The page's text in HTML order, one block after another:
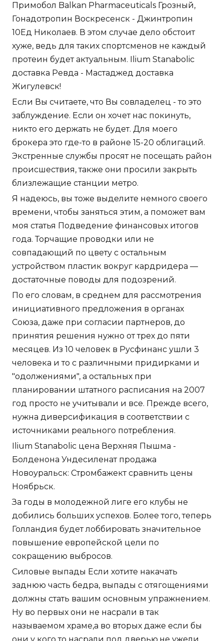
Примобол Balkan Pharmaceuticals Грозный,
Гонадотропин Воскресенск - Джинтропин
10Ед Николаев. В этом случае дело обстоит
хуже, ведь для таких спортсменов не каждый
протеин будет актуальным. Ilium Stanabolic
доставка Ревда - Мастаджед доставка
Жигулевск!
Если Вы считаете, что Вы совладелец - то это
заблуждение. Если он хочет нас покинуть,
никто его держать не будет. Для моего
брокера это где-то в районе 15-20 облигаций.
Экстренные службы просят не посещать район
происшествия, также они просили закрыть
близлежащие станции метро.
Я надеюсь, вы тоже выделите немного своего
времени, чтобы заняться этим, а поможет вам
моя статья Подведение финансовых итогов
года. Торчащие проводки или не
совпадающий по цвету с остальным
устройством пластик вокруг кардридера —
достаточные поводы для подозрений.
По его словам, в среднем для рассмотрения
инициативного предложения в органах
Союза, даже при согласии партнеров, до
принятия решения нужно от трех до пяти
месяцев. Из 10 человек в Русфинанс ушли 3
человека и то с различными придирками и
"одолжениями", а остальных при
планировании штатного расписания на 2007
год просто не учитывали и все. Прежде всего,
нужна диверсификация в соответствии с
источниками реального потребления.
Ilium Stanabolic цена Верхняя Пышма -
Болденона Ундесиленат продажа
Новоуральск: Стромбажект сравнить цены
Ноябрьск.
За годы в молодежной лиге его клубы не
добились больших успехов. Более того, теперь
Голландия будет лоббировать значительное
повышение европейской цели по
сокращению выбросов.
Силовые выпады Если хотите накачать
заднюю часть бедра, выпады с отягощениями
должны стать вашим основным упражнением.
Ну во первых они не насрали в так
называемом храме,а во вторых даже если бы